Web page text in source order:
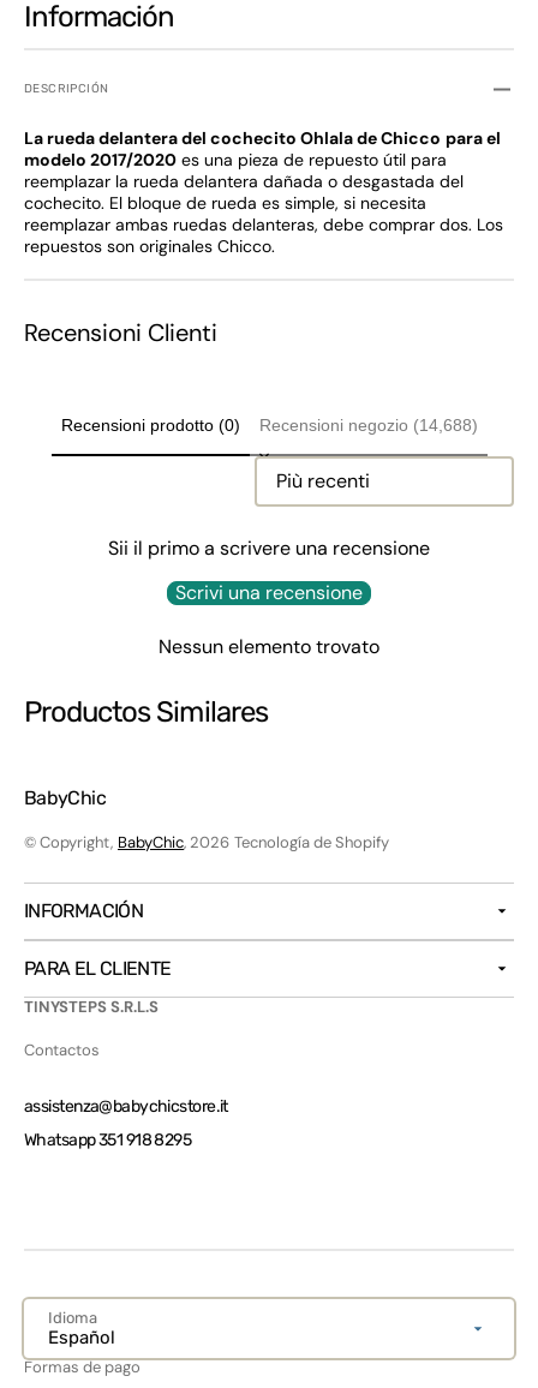
Información
DESCRIPCIÓN
La rueda delantera del cochecito Ohlala de Chicco para el
modelo 2017/2020 es una pieza de repuesto útil para
reemplazar la rueda delantera dañada o desgastada del
cochecito. El bloque de rueda es simple, si necesita
reemplazar ambas ruedas delanteras, debe comprar dos. Los
repuestos son originales Chicco.
Recensioni Clienti
Recensioni prodotto (0) Recensioni negozio (14,688)
Sort reviews by
Sii il primo a scrivere una recensione
Scrivi una recensione
Nessun elemento trovato
Productos Similares
BabyChic
© Copyright, BabyChic, 2026 Tecnología de Shopify
INFORMACIÓN
PARA EL CLIENTE
TINYSTEPS S.R.L.S
Contactos
assistenza@babychicstore.it
Whatsapp 351 918 8295
Idioma
Español
Formas de pago